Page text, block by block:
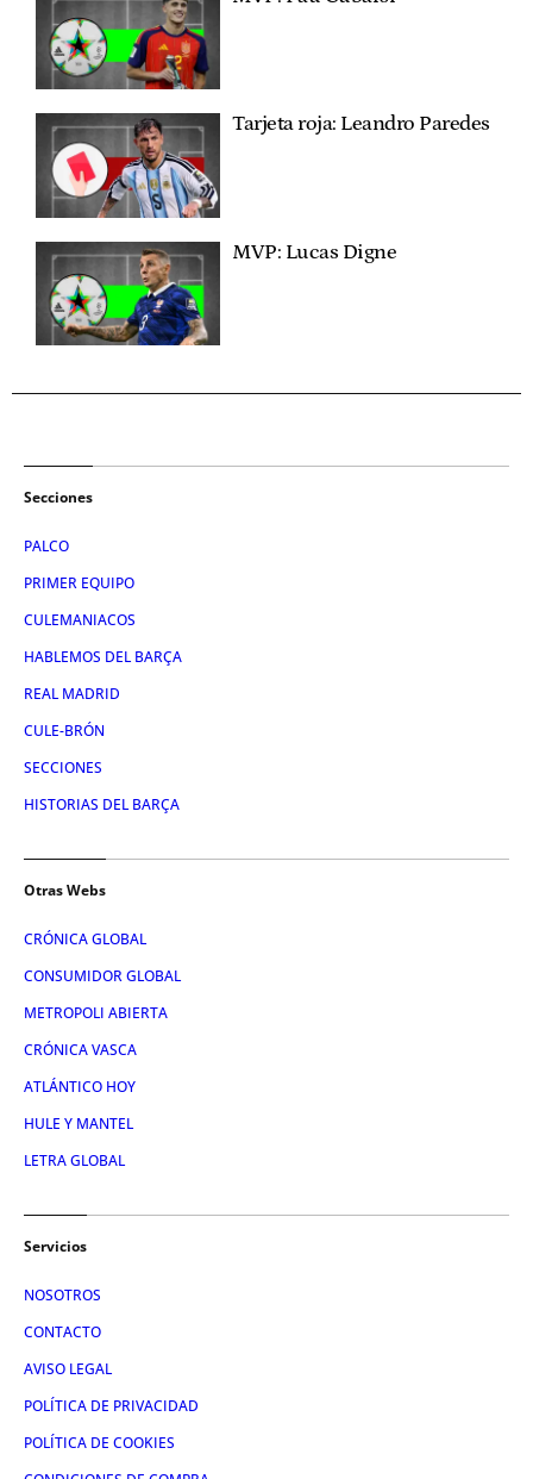
Tarjeta roja: Leandro Paredes
MVP: Lucas Digne
Secciones
PALCO
PRIMER EQUIPO
CULEMANIACOS
HABLEMOS DEL BARÇA
REAL MADRID
CULE-BRÓN
SECCIONES
HISTORIAS DEL BARÇA
Otras Webs
CRÓNICA GLOBAL
CONSUMIDOR GLOBAL
METROPOLI ABIERTA
CRÓNICA VASCA
ATLÁNTICO HOY
HULE Y MANTEL
LETRA GLOBAL
Servicios
NOSOTROS
CONTACTO
AVISO LEGAL
POLÍTICA DE PRIVACIDAD
POLÍTICA DE COOKIES